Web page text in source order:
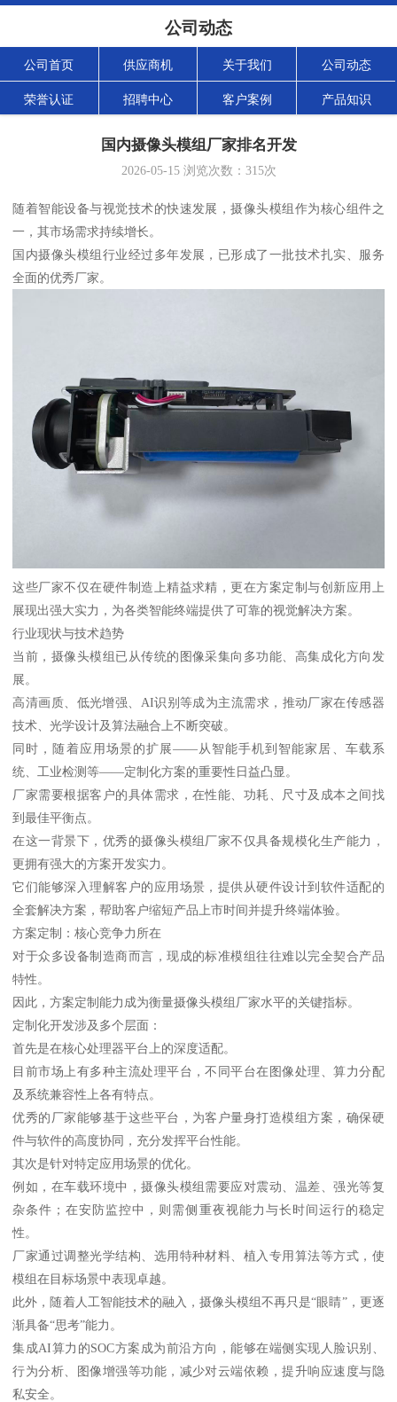
公司动态
公司首页 供应商机 关于我们 公司动态
荣誉认证 招聘中心 客户案例 产品知识
国内摄像头模组厂家排名开发
2026-05-15浏览次数： 315次
随着智能设备与视觉技术的快速发展，摄像头模组作为核心组件之
一，其市场需求持续增长。
国内摄像头模组行业经过多年发展，已形成了一批技术扎实、服务
全面的优秀厂家。
这些厂家不仅在硬件制造上精益求精，更在方案定制与创新应用上
展现出强大实力，为各类智能终端提供了可靠的视觉解决方案。
行业现状与技术趋势
当前，摄像头模组已从传统的图像采集向多功能、高集成化方向发
展。
高清画质、低光增强、AI识别等成为主流需求，推动厂家在传感器
技术、光学设计及算法融合上不断突破。
同时，随着应用场景的扩展——从智能手机到智能家居、车载系
统、工业检测等——定制化方案的重要性日益凸显。
厂家需要根据客户的具体需求，在性能、功耗、尺寸及成本之间找
到最佳平衡点。
在这一背景下，优秀的摄像头模组厂家不仅具备规模化生产能力，
更拥有强大的方案开发实力。
它们能够深入理解客户的应用场景，提供从硬件设计到软件适配的
全套解决方案，帮助客户缩短产品上市时间并提升终端体验。
方案定制：核心竞争力所在
对于众多设备制造商而言，现成的标准模组往往难以完全契合产品
特性。
因此，方案定制能力成为衡量摄像头模组厂家水平的关键指标。
定制化开发涉及多个层面：
首先是在核心处理器平台上的深度适配。
目前市场上有多种主流处理平台，不同平台在图像处理、算力分配
及系统兼容性上各有特点。
优秀的厂家能够基于这些平台，为客户量身打造模组方案，确保硬
件与软件的高度协同，充分发挥平台性能。
其次是针对特定应用场景的优化。
例如，在车载环境中，摄像头模组需要应对震动、温差、强光等复
杂条件；在安防监控中，则需侧重夜视能力与长时间运行的稳定
性。
厂家通过调整光学结构、选用特种材料、植入专用算法等方式，使
模组在目标场景中表现卓越。
此外，随着人工智能技术的融入，摄像头模组不再只是“眼睛”，更逐
渐具备“思考”能力。
集成AI算力的SOC方案成为前沿方向，能够在端侧实现人脸识别、
行为分析、图像增强等功能，减少对云端依赖，提升响应速度与隐
私安全。